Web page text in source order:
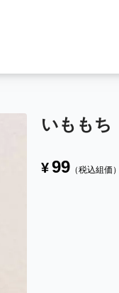
いももち
¥99 （税込組価）